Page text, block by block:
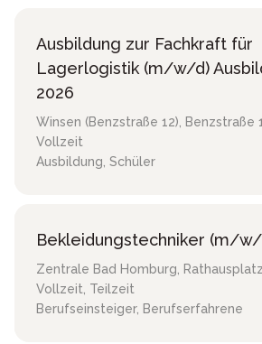
Ausbildung zur Fachkraft für
Lagerlogistik (m/w/d)
2026
Winsen (Benzstraße 12), Benzstraße
Vollzeit
Ausbildung, Schüler
Bekleidungstechniker (m/
Zentrale Bad Homburg,
Vollzeit, Teilzeit
Berufseinsteiger, Berufserfahrene